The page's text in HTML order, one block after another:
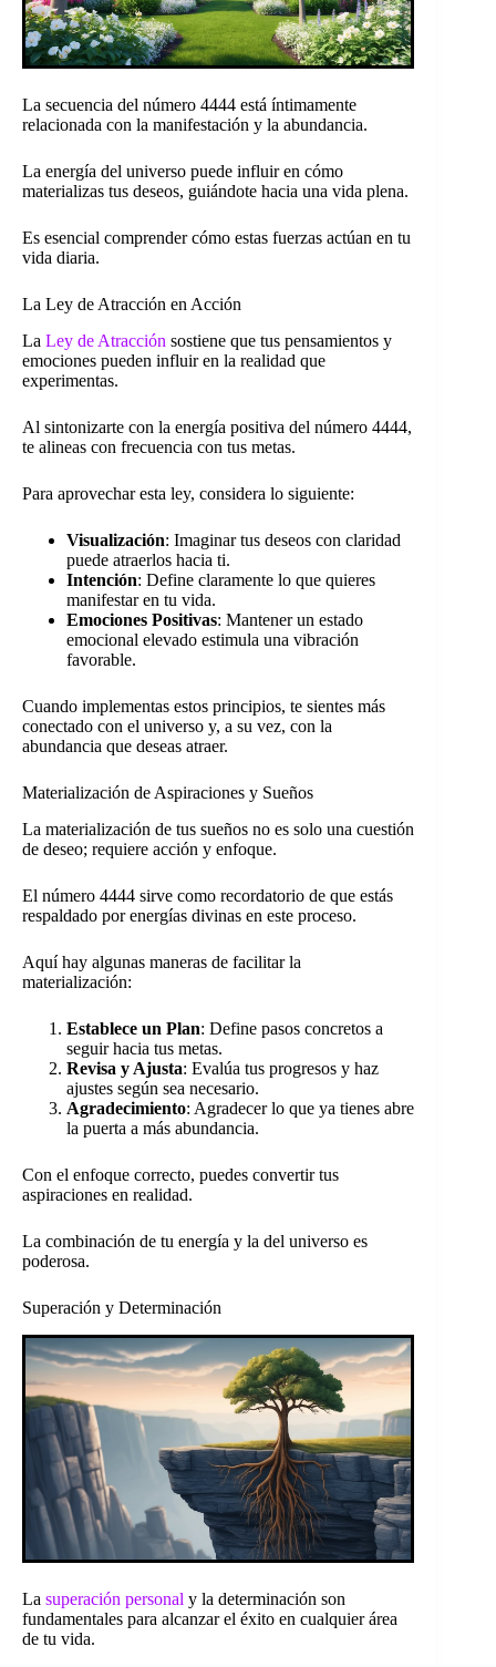
La secuencia del número 4444 está íntimamente
relacionada con la manifestación y la abundancia.
La energía del universo puede influir en cómo
materializas tus deseos, guiándote hacia una vida plena.
Es esencial comprender cómo estas fuerzas actúan en tu
vida diaria.
La Ley de Atracción en Acción
La Ley de Atracción sostiene que tus pensamientos y
emociones pueden influir en la realidad que
experimentas.
Al sintonizarte con la energía positiva del número 4444,
te alineas con frecuencia con tus metas.
Para aprovechar esta ley, considera lo siguiente:
Visualización: Imaginar tus deseos con claridad
puede atraerlos hacia ti.
Intención: Define claramente lo que quieres
manifestar en tu vida.
Emociones Positivas: Mantener un estado
emocional elevado estimula una vibración
favorable.
Cuando implementas estos principios, te sientes más
conectado con el universo y, a su vez, con la
abundancia que deseas atraer.
Materialización de Aspiraciones y Sueños
La materialización de tus sueños no es solo una cuestión
de deseo; requiere acción y enfoque.
El número 4444 sirve como recordatorio de que estás
respaldado por energías divinas en este proceso.
Aquí hay algunas maneras de facilitar la
materialización:
Establece un Plan: Define pasos concretos a
seguir hacia tus metas.
Revisa y Ajusta: Evalúa tus progresos y haz
ajustes según sea necesario.
Agradecimiento: Agradecer lo que ya tienes abre
la puerta a más abundancia.
Con el enfoque correcto, puedes convertir tus
aspiraciones en realidad.
La combinación de tu energía y la del universo es
poderosa.
Superación y Determinación
La superación personal y la determinación son
fundamentales para alcanzar el éxito en cualquier área
de tu vida.